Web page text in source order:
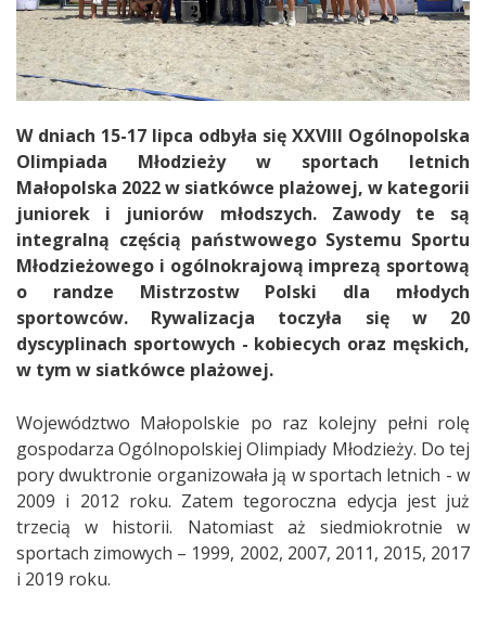
W dniach 15-17 lipca odbyła się XXVIII Ogólnopolska
Olimpiada Młodzieży w sportach letnich
Małopolska 2022 w siatkówce plażowej, w kategorii
juniorek i juniorów młodszych. Zawody te są
integralną częścią państwowego Systemu Sportu
Młodzieżowego i ogólnokrajową imprezą sportową
o randze Mistrzostw Polski dla młodych
sportowców. Rywalizacja toczyła się w 20
dyscyplinach sportowych - kobiecych oraz męskich,
w tym w siatkówce plażowej.
Województwo Małopolskie po raz kolejny pełni rolę
gospodarza Ogólnopolskiej Olimpiady Młodzieży. Do tej
pory dwuktronie organizowała ją w sportach letnich - w
2009 i 2012 roku. Zatem tegoroczna edycja jest już
trzecią w historii. Natomiast aż siedmiokrotnie w
sportach zimowych – 1999, 2002, 2007, 2011, 2015, 2017
i 2019 roku.